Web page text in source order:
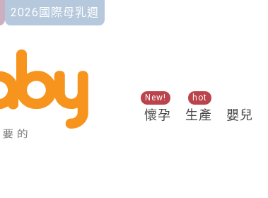
2026國際母乳週
懷孕
New!
生產
hot
嬰兒
關鍵熱搜